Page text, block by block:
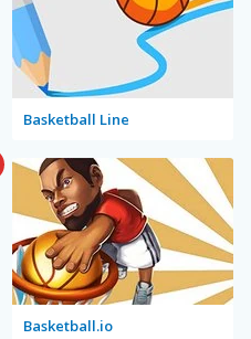
Basketball Line
Basketball.io